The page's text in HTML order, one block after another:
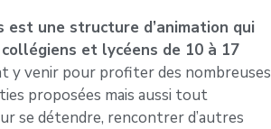
est une structure d’animation qui
collégiens et lycéens de 10 à 17
y venir pour profiter des nombreuses
proposées mais aussi tout
se détendre, rencontrer d’autres